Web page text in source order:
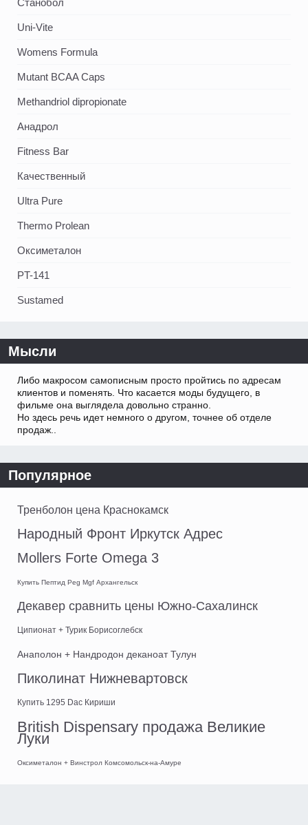
Станобол
Uni-Vite
Womens Formula
Mutant BCAA Caps
Methandriol dipropionate
Анадрол
Fitness Bar
Качественный
Ultra Pure
Thermo Prolean
Оксиметалон
PT-141
Sustamed
Мысли
Либо макросом самописным просто пройтись по адресам
клиентов и поменять. Что касается моды будущего, в
фильме она выглядела довольно странно.
Но здесь речь идет немного о другом, точнее об отделе
продаж..
Популярное
Тренболон цена Краснокамск
Народный Фронт Иркутск Адрес
Mollers Forte Omega 3
Купить Пептид Peg Mgf Архангельск
Декавер сравнить цены Южно-Сахалинск
Ципионат + Турик Борисоглебск
Анаполон + Нандродон деканоат Тулун
Пиколинат Нижневартовск
Купить 1295 Dac Кириши
British Dispensary продажа Великие
Луки
Оксиметалон + Винстрол Комсомольск-на-Амуре